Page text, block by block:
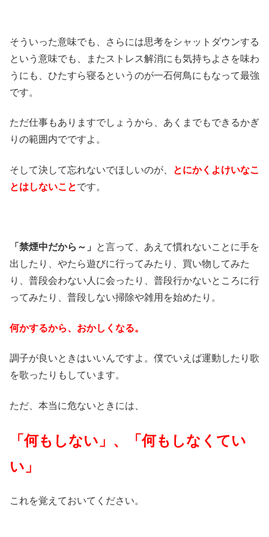
そういった意味でも、さらには思考をシャットダウンする
という意味でも、またストレス解消にも気持ちよさを味わ
うにも、ひたすら寝るというのが一石何鳥にもなって最強
です。
ただ仕事もありますでしょうから、あくまでもできるかぎ
りの範囲内でですよ。
そして決して忘れないでほしいのが、
とにかくよけいなこ
とはしないことです。
「禁煙中だから～」
と言って、あえて慣れないことに手を
出したり、やたら遊びに行ってみたり、買い物してみた
り、普段会わない人に会ったり、普段行かないところに行
ってみたり、普段しない掃除や雑用を始めたり。
何かするから、おかしくなる。
調子が良いときはいいんですよ。僕でいえば運動したり歌
を歌ったりもしています。
ただ、本当に危ないときには、
「何もしない」、「何もしなくてい
い」
これを覚えておいてください。